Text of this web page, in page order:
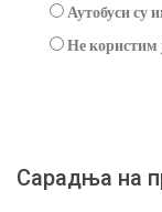
Аутобуси су
Не користим
Сарадња на